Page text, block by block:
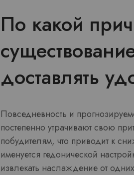
По какой
доставлять
Повседневность и
постепенно утрачивают свою
побудителям, что приводит к
именуется гедонической
извлекать наслаждение от